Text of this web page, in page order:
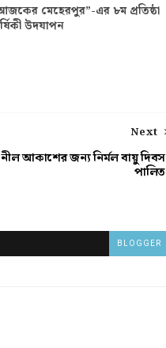
মেহেরপুর”-এর ৮ম প্রতিষ্ঠা
উদযাপন
Next
আকাশের জন্য নির্মল বায়ু দিবস
পালিত
BLOGGER